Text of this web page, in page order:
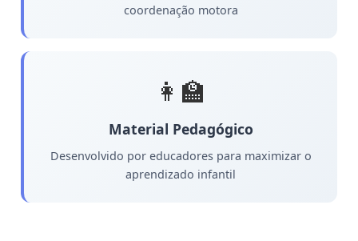
coordenação motora
👩‍🏫
Material Pedagógico
Desenvolvido por educadores para maximizar o
aprendizado infantil